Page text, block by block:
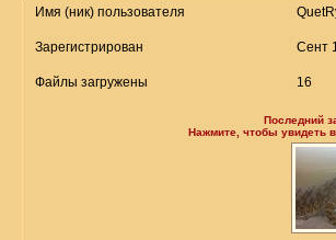
Имя (ник) пользователя
Зарегистрирован Сент
Файлы загружены 16
Последний
Нажмите, чтобы увидеть